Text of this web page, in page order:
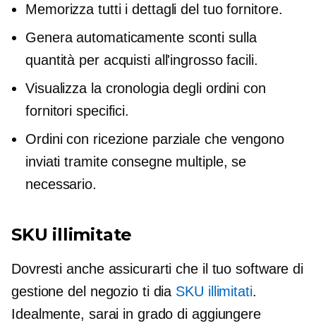
Memorizza tutti i dettagli del tuo fornitore.
Genera automaticamente sconti sulla
quantità per acquisti all'ingrosso facili.
Visualizza la cronologia degli ordini con
fornitori specifici.
Ordini con ricezione parziale che vengono
inviati tramite consegne multiple, se
necessario.
SKU illimitate
Dovresti anche assicurarti che il tuo software di
gestione del negozio ti dia SKU illimitati.
Idealmente, sarai in grado di aggiungere